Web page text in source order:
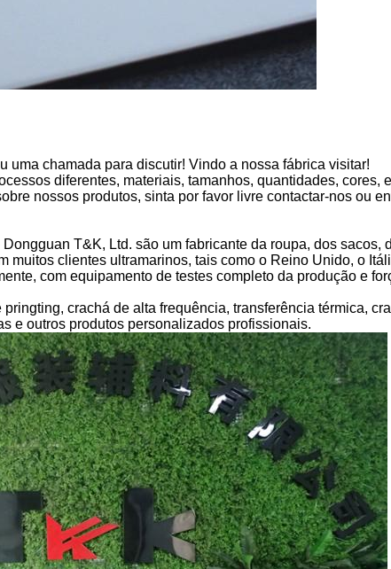
uma chamada para discutir! Vindo a nossa fábrica visitar!
diferentes, materiais, tamanhos, quantidades,
nossos produtos, sinta por favor livre contactar-nos ou
T&K, Ltd. são um fabricante da roupa, dos
muitos clientes ultramarinos, tais como o Reino Unido, o
com equipamento de testes completo da produção e
crachá de alta frequência, transferência térmica,
e outros produtos personalizados profissionais.